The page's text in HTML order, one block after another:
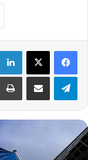
تيلقرام مشاركة عبر البريد